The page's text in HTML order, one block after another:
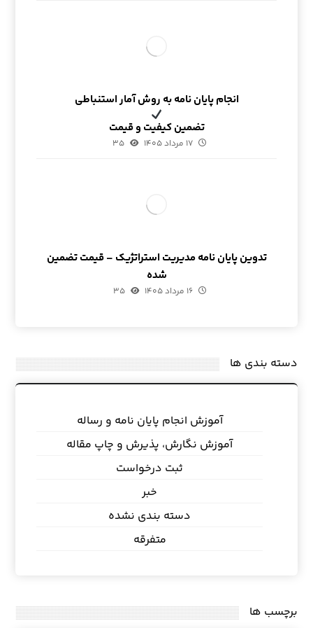
انجام پایان نامه به روش آمار استنباطی
تضمین کیفیت و قیمت
۱۷ مرداد ۱۴۰۵ ۳۵
تدوین پایان نامه مدیریت استراتژیک – قیمت تضمین
شده
۱۶ مرداد ۱۴۰۵ ۳۵
دسته بندی ها
آموزش انجام پایان نامه و رساله
آموزش نگارش، پذیرش و چاپ مقاله
ثبت درخواست
خبر
دسته بندی نشده
متفرقه
برچسب ها